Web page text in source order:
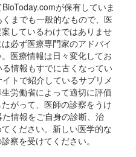
が保有していま
までも一般的なもので、医
しているわけではありませ
必ず医療専門家のアドバイ
医療情報は日々変化してお
情報もすでに古くなってい
トで紹介しているサプリメ
労働省によって適切に評価
がって、医師の診察をうけ
情報をご自身の診断、治
ください。新しい医学的な
察を受けてください。